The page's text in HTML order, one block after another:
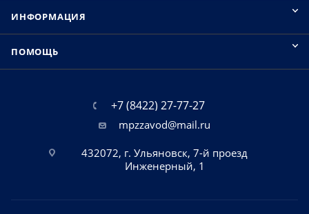
ИНФОРМАЦИЯ
ПОМОЩЬ
+7 (8422) 27-77-27
mpzzavod@mail.ru
432072, г. Ульяновск, 7-й проезд
Инженерный, 1